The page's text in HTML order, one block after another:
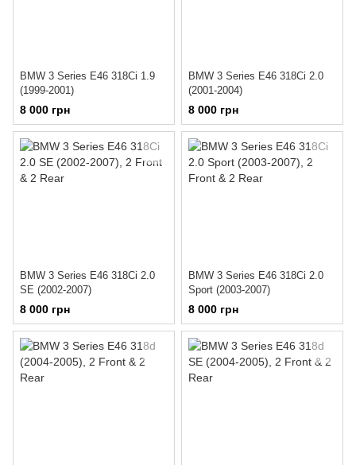
BMW 3 Series E46 318Ci 1.9
(1999-2001)
8 000 грн
BMW 3 Series E46 318Ci 2.0
(2001-2004)
8 000 грн
BMW 3 Series E46 318Ci 2.0
SE (2002-2007)
8 000 грн
BMW 3 Series E46 318Ci 2.0
Sport (2003-2007)
8 000 грн